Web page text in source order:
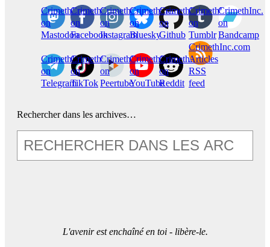
CrimethInc.
on
Mastodon
Crimethinc.
on
Facebook
Crimethinc.
on
Instagram
Crimethinc.
on
Bluesky
CrimethInc.
on
Github
CrimethInc.
on
Tumblr
CrimethInc.
on
Bandcamp
CrimethInc.
on
Telegram
Crimethinc.
on
TikTok
CrimethInc.
on
Peertube
CrimethInc.
on
YouTube
CrimethInc.
on
Reddit
CrimethInc.com
Articles
RSS
feed
Rechercher dans les archives…
L'avenir est enchaîné en toi - libère-le.